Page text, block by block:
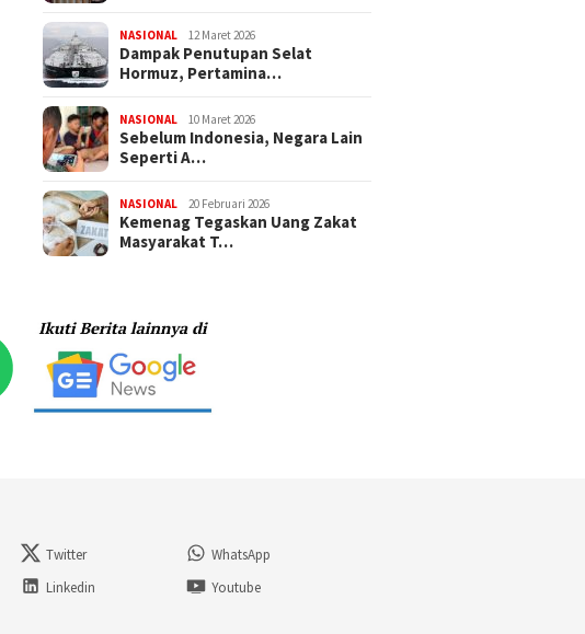
NASIONAL 12 Maret 2026
Dampak Penutupan Selat
Hormuz, Pertamina…
NASIONAL 10 Maret 2026
Sebelum Indonesia, Negara Lain
Seperti A…
NASIONAL 20 Februari 2026
Kemenag Tegaskan Uang Zakat
Masyarakat T…
Twitter
WhatsApp
Linkedin Youtube